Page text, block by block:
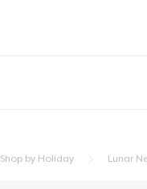
Shop by Holiday Lunar